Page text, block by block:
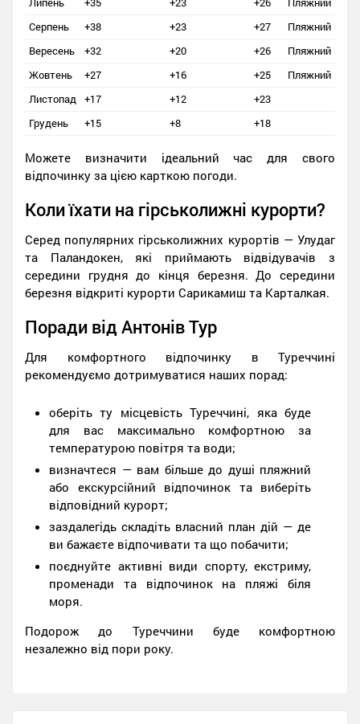
Серпень
+38 +23 +27
Пляжний
Вересень
+32 +20 +26
Пляжний
Жовтень
+27 +16 +25
Пляжний
Листопад +17 +12
+23
Грудень
+15 +8 +18
Можете визначити ідеальний час для свого
відпочинку за цією карткою погоди.
Коли їхати на гірськолижні курорти?
Серед популярних гірськолижних курортів — Улудаг
та Паландокен, які приймають відвідувачів з
середини грудня до кінця березня. До середини
березня відкриті курорти Сарикамиш та Карталкая.
Поради від Антонів Тур
Для комфортного відпочинку в Туреччині
рекомендуємо дотримуватися наших порад:
оберіть ту місцевість Туреччині, яка буде
для вас максимально комфортною за
температурою повітря та води;
визначтеся — вам більше до душі пляжний
або екскурсійний відпочинок та виберіть
відповідний курорт;
заздалегідь складіть власний план дій — де
ви бажаєте відпочивати та що побачити;
поєднуйте активні види спорту, екстриму,
променади та відпочинок на пляжі біля
моря.
Подорож до Туреччини буде комфортною
незалежно від пори року.